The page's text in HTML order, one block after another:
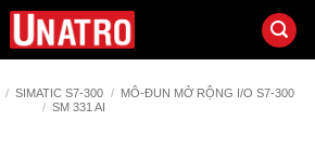
/ SIMATIC S7-300 /
MÔ-ĐUN MỞ RỘNG I/O S7-300
/ SM 331 AI